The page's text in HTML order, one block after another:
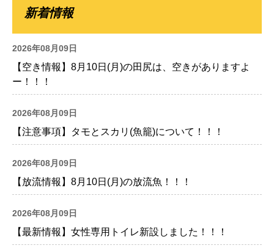
新着情報
2026年08月09日
【空き情報】8月10日(月)の田尻は、空きがありますよ
ー！！！
2026年08月09日
【注意事項】タモとスカリ(魚籠)について！！！
2026年08月09日
【放流情報】8月10日(月)の放流魚！！！
2026年08月09日
【最新情報】女性専用トイレ新設しました！！！